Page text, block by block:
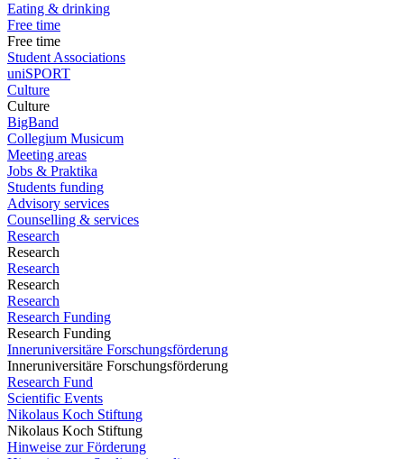
Eating & drinking
Free time
Free time
Student Associations
uniSPORT
Culture
Culture
BigBand
Collegium Musicum
Meeting areas
Jobs & Praktika
Students funding
Advisory services
Counselling & services
Research
Research
Research
Research
Research
Research Funding
Research Funding
Inneruniversitäre Forschungsförderung
Inneruniversitäre Forschungsförderung
Research Fund
Scientific Events
Nikolaus Koch Stiftung
Nikolaus Koch Stiftung
Hinweise zur Förderung